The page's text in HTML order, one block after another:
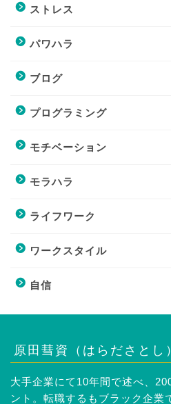
ストレス
パワハラ
ブログ
プログラミング
モチベーション
モラハラ
ライフワーク
ワークスタイル
自信
原田彗資（はらださとし）
大手企業にて10年間で述べ、
ント。転職するもブラック企業